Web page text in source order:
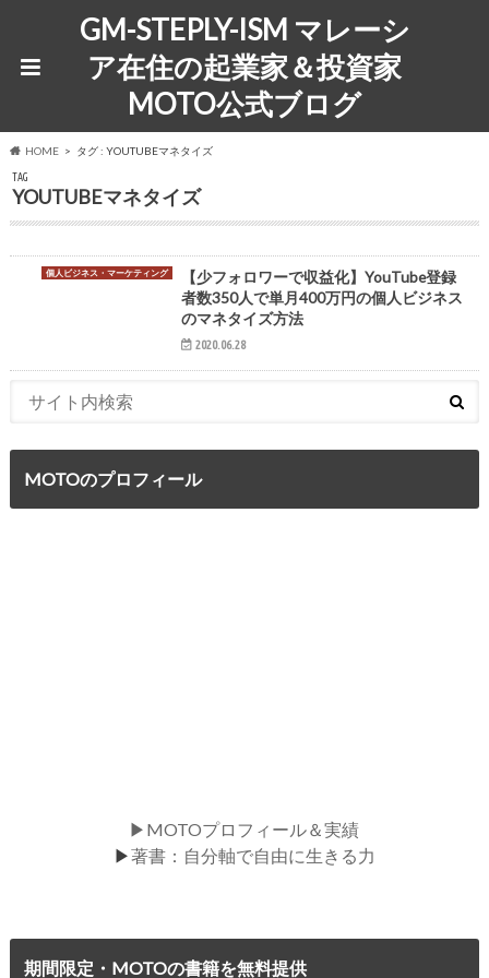
GM-STEPLY-ISM マレーシ
ア在住の起業家＆投資家
MOTO公式ブログ
HOME タグ : YOUTUBEマネタイズ
TAG
YOUTUBEマネタイズ
個人ビジネス・マーケティング
【少フォロワーで収益化】YouTube登録
者数350人で単月400万円の個人ビジネス
のマネタイズ方法
2020.06.28
MOTOのプロフィール
▶MOTOプロフィール＆実績
▶著書：自分軸で自由に生きる力
期間限定・MOTOの書籍を無料提供